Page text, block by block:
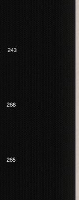
243
268
265